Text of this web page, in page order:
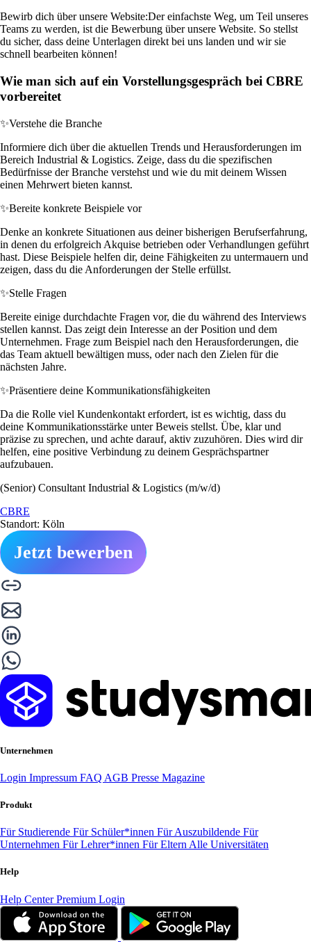
Bewirb dich über unsere Website:Der einfachste Weg, um Teil unseres
Teams zu werden, ist die Bewerbung über unsere Website. So stellst
du sicher, dass deine Unterlagen direkt bei uns landen und wir sie
schnell bearbeiten können!
Wie man sich auf ein Vorstellungsgespräch bei CBRE
vorbereitet
✨Verstehe die Branche
Informiere dich über die aktuellen Trends und Herausforderungen im
Bereich Industrial & Logistics. Zeige, dass du die spezifischen
Bedürfnisse der Branche verstehst und wie du mit deinem Wissen
einen Mehrwert bieten kannst.
✨Bereite konkrete Beispiele vor
Denke an konkrete Situationen aus deiner bisherigen Berufserfahrung,
in denen du erfolgreich Akquise betrieben oder Verhandlungen geführt
hast. Diese Beispiele helfen dir, deine Fähigkeiten zu untermauern und
zeigen, dass du die Anforderungen der Stelle erfüllst.
✨Stelle Fragen
Bereite einige durchdachte Fragen vor, die du während des Interviews
stellen kannst. Das zeigt dein Interesse an der Position und dem
Unternehmen. Frage zum Beispiel nach den Herausforderungen, die
das Team aktuell bewältigen muss, oder nach den Zielen für die
nächsten Jahre.
✨Präsentiere deine Kommunikationsfähigkeiten
Da die Rolle viel Kundenkontakt erfordert, ist es wichtig, dass du
deine Kommunikationsstärke unter Beweis stellst. Übe, klar und
präzise zu sprechen, und achte darauf, aktiv zuzuhören. Dies wird dir
helfen, eine positive Verbindung zu deinem Gesprächspartner
aufzubauen.
(Senior) Consultant Industrial & Logistics (m/w/d)
CBRE
Standort: Köln
Jetzt bewerben
Unternehmen
Login Impressum FAQ AGB Presse Magazine
Produkt
Für Studierende Für Schüler*innen Für Auszubildende Für
Unternehmen Für Lehrer*innen Für Eltern Alle Universitäten
Help
Help CenterPremium Login